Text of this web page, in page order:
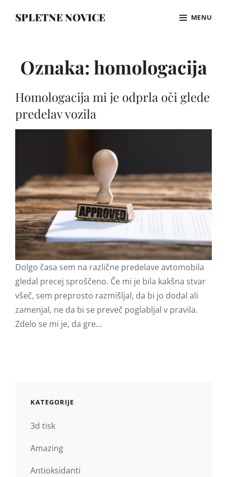
SPLETNE NOVICE MENU
Oznaka:homologacija
Homologacija mi je odprla oči glede
predelav vozila
Dolgo časa sem na različne predelave avtomobila
gledal precej sproščeno. Če mi je bila kakšna stvar
všeč, sem preprosto razmišljal, da bi jo dodal ali
zamenjal, ne da bi se preveč poglabljal v pravila.
Zdelo se mi je, da gre…
KATEGORIJE
3d tisk
Amazing
Antioksidanti